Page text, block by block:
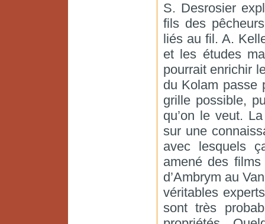
S. Desrosier
fils des
liés au fil. A.
et les études
pourrait enrichir
du Kolam passe
grille possible,
qu’on le veut.
sur une
avec lesquels
amené des
d’Ambrym au
véritables
sont très